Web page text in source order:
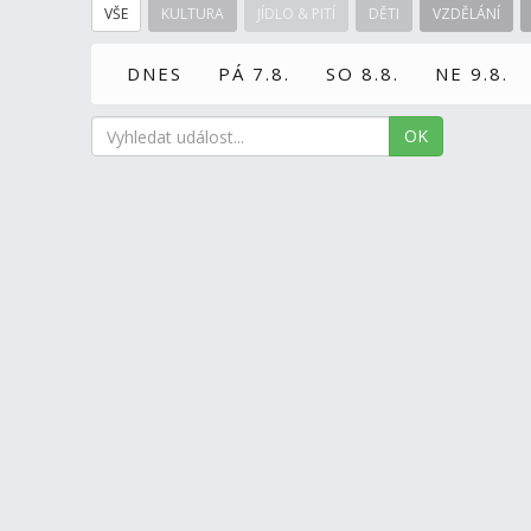
VŠE KULTURA JÍDLO & PITÍ DĚTI VZDĚLÁNÍ
DNES PÁ 7.8. SO 8.8. NE 9.8.
OK